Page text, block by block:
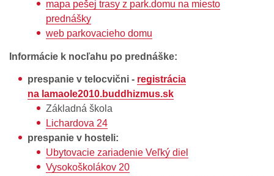
mapa pešej trasy z park.domu na miesto
prednášky
web parkovacieho domu
Informácie k nocľahu po prednáške:
prespanie v telocvični - registrácia
na lamaole2010.buddhizmus.sk
Základná škola
Lichardova 24
prespanie v hosteli:
Ubytovacie zariadenie Veľký diel
Vysokoškolákov 20